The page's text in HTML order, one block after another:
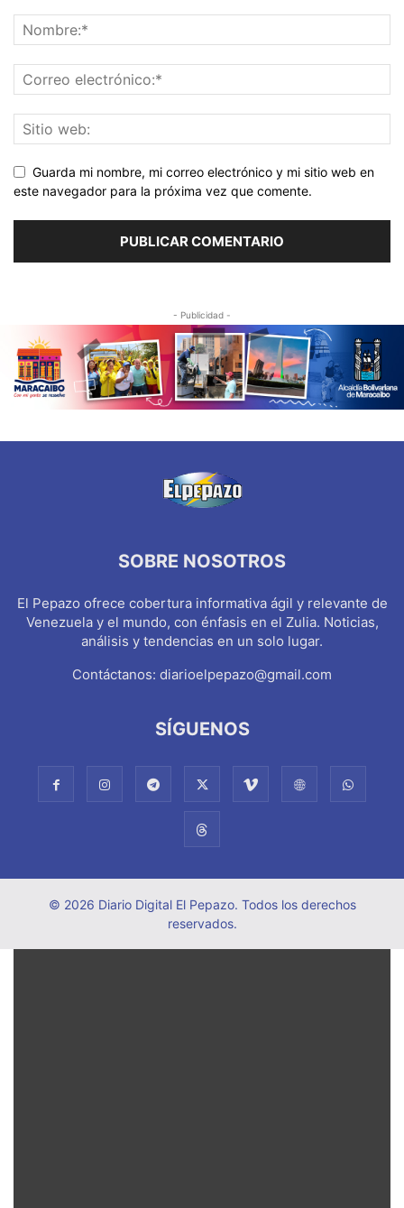
Guarda mi nombre, mi correo electrónico y mi sitio web en
este navegador para la próxima vez que comente.
- Publicidad -
SOBRE NOSOTROS
El Pepazo ofrece cobertura informativa ágil y relevante de
Venezuela y el mundo, con énfasis en el Zulia. Noticias,
análisis y tendencias en un solo lugar.
Contáctanos: diarioelpepazo@gmail.com
SÍGUENOS
© 2026 Diario Digital El Pepazo. Todos los derechos
reservados.